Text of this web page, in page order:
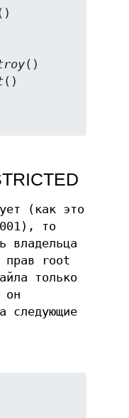
(как это
то
владельца
прав root
только
он
следующие